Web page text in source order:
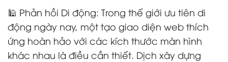
🕌 Phản hồi Di động: Trong thế giới ưu tiên di
động ngày nay, một tạo giao diện web thích
ứng hoàn hảo với các kích thước màn hình
khác nhau là điều cần thiết. Dịch xây dựng